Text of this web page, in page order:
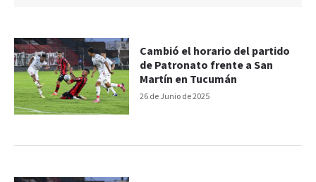
26 de Junio de 2025
Cambió el horario del partido
de Patronato frente a San
Martín en Tucumán